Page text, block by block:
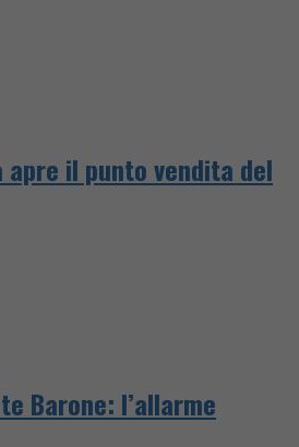
apre il punto vendita del
Barone: l’allarme